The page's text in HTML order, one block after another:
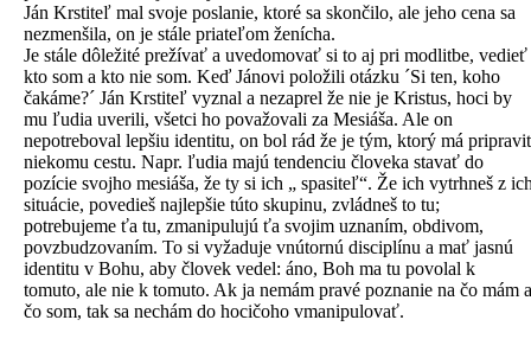
Ján Krstiteľ mal svoje poslanie, ktoré sa skončilo, ale jeho cena sa
nezmenšila, on je stále priateľom ženícha.
Je stále dôležité prežívať a uvedomovať si to aj pri modlitbe, vedieť
kto som a kto nie som. Keď Jánovi položili otázku ´Si ten, koho
čakáme?´ Ján Krstiteľ vyznal a nezaprel že nie je Kristus, hoci by
mu ľudia uverili, všetci ho považovali za Mesiáša. Ale on
nepotreboval lepšiu identitu, on bol rád že je tým, ktorý má
niekomu cestu. Napr. ľudia majú tendenciu človeka stavať do
pozície svojho mesiáša, že ty si ich „ spasiteľ“. Že ich vytrhneš z
situácie, povedieš najlepšie túto skupinu, zvládneš to tu;
potrebujeme ťa tu, zmanipulujú ťa svojim uznaním, obdivom,
povzbudzovaním. To si vyžaduje vnútornú disciplínu a mať jasnú
identitu v Bohu, aby človek vedel: áno, Boh ma tu povolal k
tomuto, ale nie k tomuto. Ak ja nemám pravé poznanie na čo mám a
čo som, tak sa nechám do hocičoho vmanipulovať.